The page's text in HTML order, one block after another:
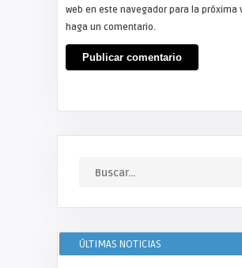
web en este navegador para la próxima
haga un comentario.
ÚLTIMAS NOTICIAS